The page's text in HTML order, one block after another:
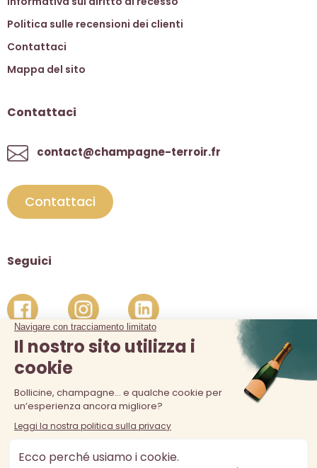
Politica sulle recensioni dei clienti
Contattaci
Mappa del sito
Contattaci
contact@champagne-terroir.fr
Contattaci
Seguici